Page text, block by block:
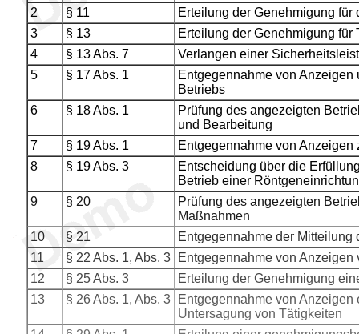
2
§ 11
Erteilung der Genehmigung
3
§ 13
Erteilung der Genehmigung für
4
§ 13 Abs. 7
Verlangen einer
5
§ 17 Abs. 1
Entgegennahme von
Betriebs
6
§ 18 Abs. 1
Prüfung des angezeigten
und Bearbeitung
7
§ 19 Abs. 1
Entgegennahme von
8
§ 19 Abs. 3
Entscheidung über die
Betrieb einer
9
§ 20
Prüfung des angezeigten
Maßnahmen
10
§ 21
Entgegennahme der
11
§ 22 Abs. 1, Abs. 3
Entgegennahme von
12
§ 25 Abs. 3
Erteilung der Genehmigung
13
§ 26 Abs. 1, Abs. 3
Entgegennahme von
Untersagung von Tätigkeiten